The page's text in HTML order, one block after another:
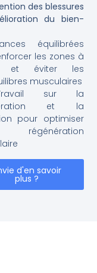
des blessures
du bien-
équilibrées
les zones à
et éviter les
musculaires
sur la
et la
pour optimiser
d'en savoir
plus ?